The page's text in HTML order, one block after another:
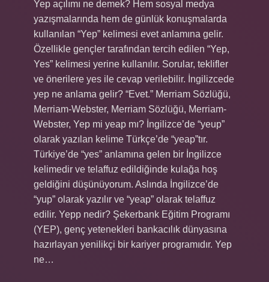
Yep açılımı ne demek? Hem sosyal medya
yazışmalarında hem de günlük konuşmalarda
kullanılan “Yep” kelimesi evet anlamına gelir.
Özellikle gençler tarafından tercih edilen “Yep,
Yes” kelimesi yerine kullanılır. Sorular, teklifler
ve önerilere yes ile cevap verilebilir. İngilizcede
yep ne anlama gelir? “Evet.” Merriam Sözlüğü,
Merriam-Webster, Merriam Sözlüğü, Merriam-
Webster, Yep mi yeap mı? İngilizce’de “yeup”
olarak yazılan kelime Türkçe’de “yeap”tır.
Türkiye’de “yes” anlamına gelen bir İngilizce
kelimedir ve telaffuz edildiğinde kulağa hoş
geldiğini düşünüyorum. Aslında İngilizce’de
“yup” olarak yazılır ve “yeap” olarak telaffuz
edilir. Yepp nedir? Şekerbank Eğitim Programı
(YEP), genç yetenekleri bankacılık dünyasına
hazırlayan yenilikçi bir kariyer programıdır. Yep
ne…